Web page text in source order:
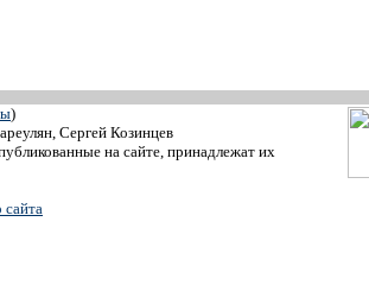
)
Сергей Козинцев
на сайте, принадлежат их